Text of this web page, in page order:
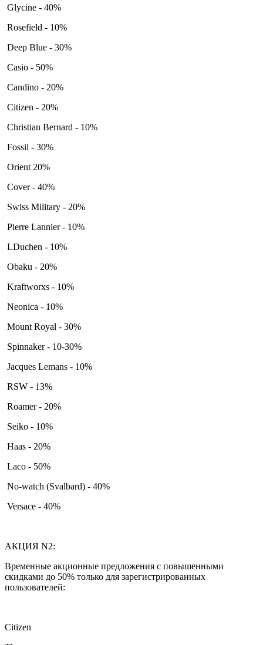
Glycine - 40%
Rosefield - 10%
Deep Blue - 30%
Casio - 50%
Candino - 20%
Citizen - 20%
Christian Bernard - 10%
Fossil - 30%
Orient 20%
Cover - 40%
Swiss Military - 20%
Pierre Lannier - 10%
LDuchen - 10%
Obaku - 20%
Kraftworxs - 10%
Neonica - 10%
Mount Royal - 30%
Spinnaker - 10-30%
Jacques Lemans - 10%
RSW - 13%
Roamer - 20%
Seiko - 10%
Haas - 20%
Laco - 50%
No-watch (Svalbard) - 40%
Versace - 40%
АКЦИЯ N2:
Временные акционные предложения с повышенными
скидками до 50% только для зарегистрированных
пользователей:
Citizen